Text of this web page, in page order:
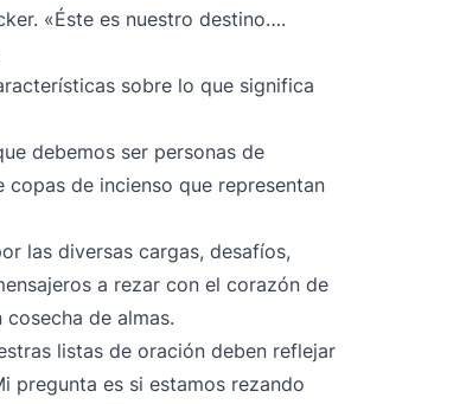
«Éste es nuestro destino….
sobre lo que significa
debemos ser personas de
de incienso que representan
las diversas cargas, desafíos,
a rezar con el corazón de
de almas.
listas de oración deben reflejar
pregunta es si estamos rezando